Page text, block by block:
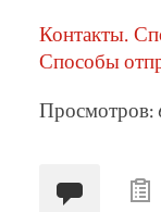
Контакты.
Способы
Просмотров: